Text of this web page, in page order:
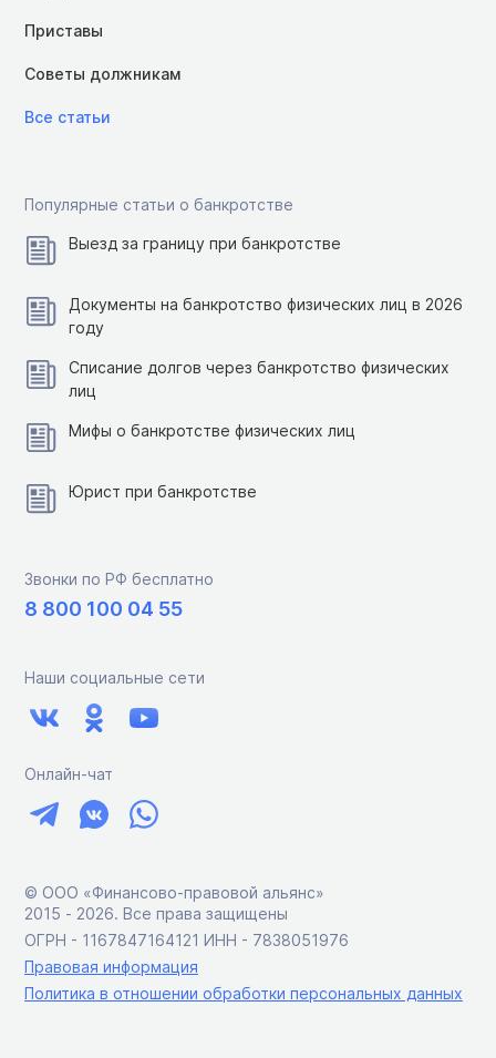
Приставы
Советы должникам
Все статьи
Популярные статьи о банкротстве
Выезд за границу при банкротстве
Документы на банкротство физических лиц в 2026
году
Списание долгов через банкротство физических
лиц
Мифы о банкротстве физических лиц
Юрист при банкротстве
Звонки по РФ бесплатно
8 800 100 04 55
Наши социальные сети
Онлайн-чат
© ООО «Финансово-правовой альянс»
2015 ‑ 2026. Все права защищены
ОГРН - 1167847164121 ИНН - 7838051976
Правовая информация
Политика в отношении обработки персональных данных